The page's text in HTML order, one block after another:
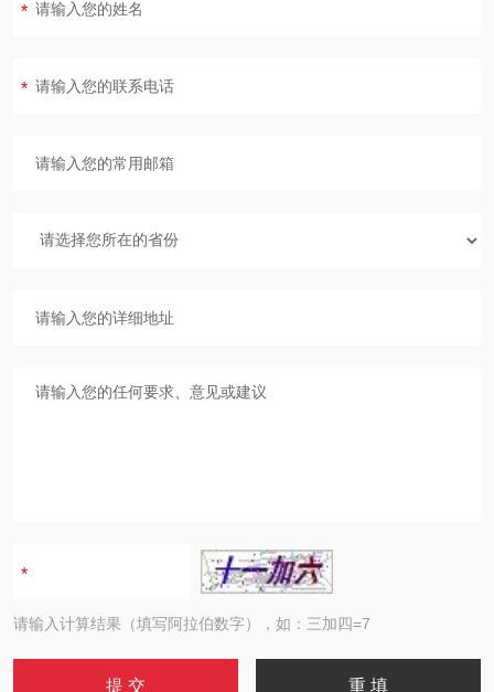
请输入计算结果（填写阿拉伯数字），如：三加四=7